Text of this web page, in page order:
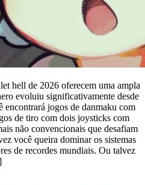
hell de 2026 oferecem uma ampla
evoluiu significativamente desde
encontrará jogos de danmaku com
de tiro com dois joysticks com
não convencionais que desafiam
você queira dominar os sistemas
de recordes mundiais. Ou talvez